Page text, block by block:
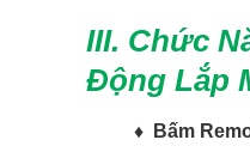
III. Chức
Động Lắp
♦ Bấm